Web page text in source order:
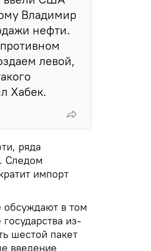
Владимир
нефти.
левой,
Хабек.
ряда
Следом
импорт
обсуждают в том
из-
шестой пакет
введение